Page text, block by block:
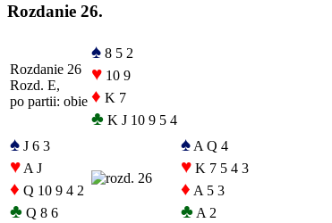
Rozdanie 26.
Rozdanie 26
Rozd. E,
po partii: obie
♠ 8 5 2
♥ 10 9
♦ K 7
♣ K J 10 9 5 4
♠ J 6 3
♥ A J
♦ Q 10 9 4 2
♣ Q 8 6
♠ A Q 4
♥ K 7 5 4 3
♦ A 5 3
♣ A 2